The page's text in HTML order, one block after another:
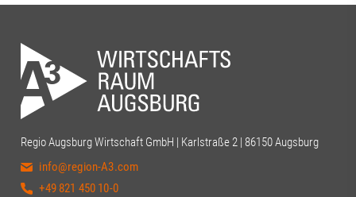
Regio Augsburg Wirtschaft GmbH | Karlstraße 2 | 86150 Augsburg
info@region-A3.com
+49 821 450 10-0